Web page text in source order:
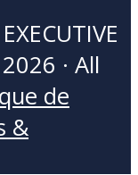
· All
de
&